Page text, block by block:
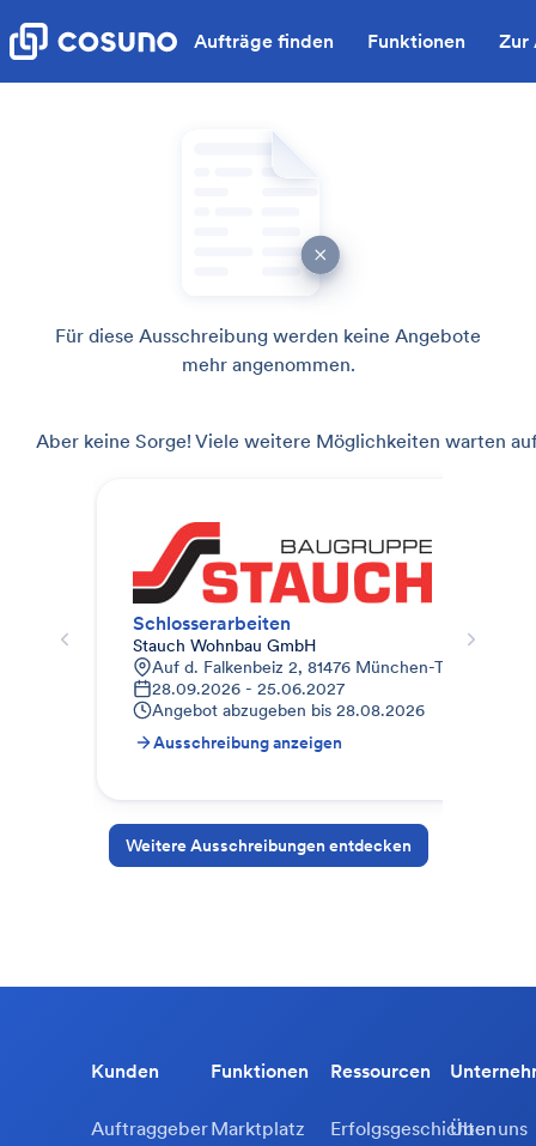
Aufträge finden Funktionen Zur
Für diese Ausschreibung werden keine Angebote
mehr angenommen.
Aber keine Sorge! Viele weitere Möglichkeiten warten
Schlosserarbeiten
Stauch Wohnbau GmbH
Auf d. Falkenbeiz 2, 81476 München-
28.09.2026 - 25.06.2027
Angebot abzugeben bis 28.08.2026
Ausschreibung anzeigen
Weitere Ausschreibungen entdecken
Kunden
Auftraggeber
Funktionen
Marktplatz
Ressourcen
Erfolgsgeschichten
Über uns